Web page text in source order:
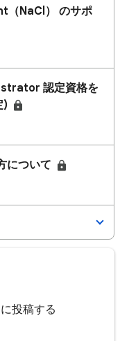
（NaCl） のサポ
認定資格を
)
について
投稿する